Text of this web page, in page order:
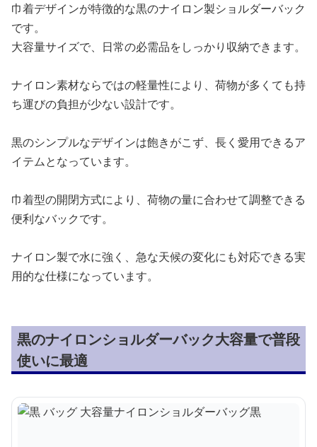
巾着デザインが特徴的な黒のナイロン製ショルダーバック
です。
大容量サイズで、日常の必需品をしっかり収納できます。
ナイロン素材ならではの軽量性により、荷物が多くても持
ち運びの負担が少ない設計です。
黒のシンプルなデザインは飽きがこず、長く愛用できるア
イテムとなっています。
巾着型の開閉方式により、荷物の量に合わせて調整できる
便利なバックです。
ナイロン製で水に強く、急な天候の変化にも対応できる実
用的な仕様になっています。
黒のナイロンショルダーバック大容量で普段
使いに最適